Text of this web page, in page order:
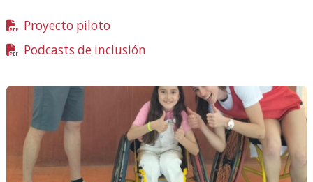
Proyecto piloto
en
Podcasts de inclusión
nueva
ventana)